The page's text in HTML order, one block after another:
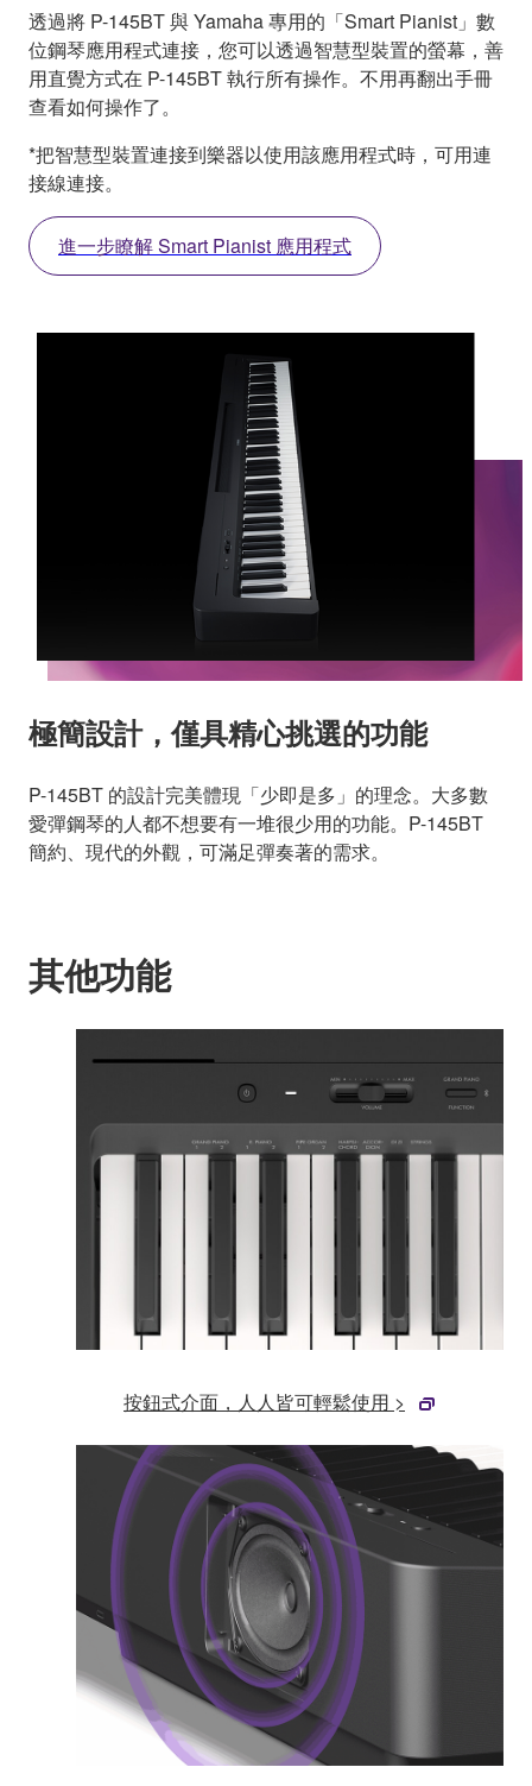
透過將 P-145BT 與 Yamaha 專用的「Smart Pianist」數
位鋼琴應用程式連接，您可以透過智慧型裝置的螢幕，善
用直覺方式在 P-145BT 執行所有操作。不用再翻出手冊
查看如何操作了。
*把智慧型裝置連接到樂器以使用該應用程式時，可用連
接線連接。
進一步瞭解 Smart Pianist 應用程式
極簡設計，僅具精心挑選的功能
P-145BT 的設計完美體現「少即是多」的理念。大多數
愛彈鋼琴的人都不想要有一堆很少用的功能。P-145BT
簡約、現代的外觀，可滿足彈奏著的需求。
其他功能
按鈕式介面，人人皆可輕鬆使用 >